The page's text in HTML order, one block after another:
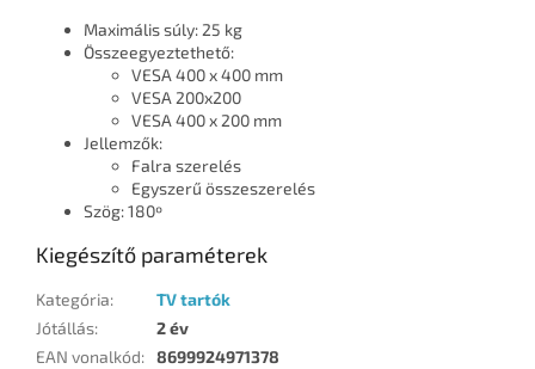
Maximális súly: 25 kg
Összeegyeztethető:
VESA 400 x 400 mm
VESA 200x200
VESA 400 x 200 mm
Jellemzők:
Falra szerelés
Egyszerű összeszerelés
Szög: 180º
Kiegészítő paraméterek
Kategória:
TV tartók
Jótállás:
2 év
EAN vonalkód: 8699924971378